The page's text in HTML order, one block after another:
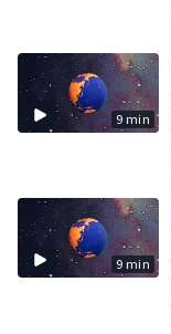
9 min
9 min